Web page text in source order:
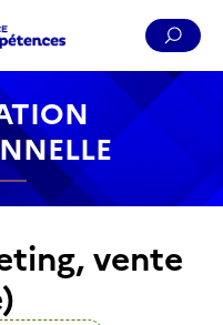
Pied de page
vente